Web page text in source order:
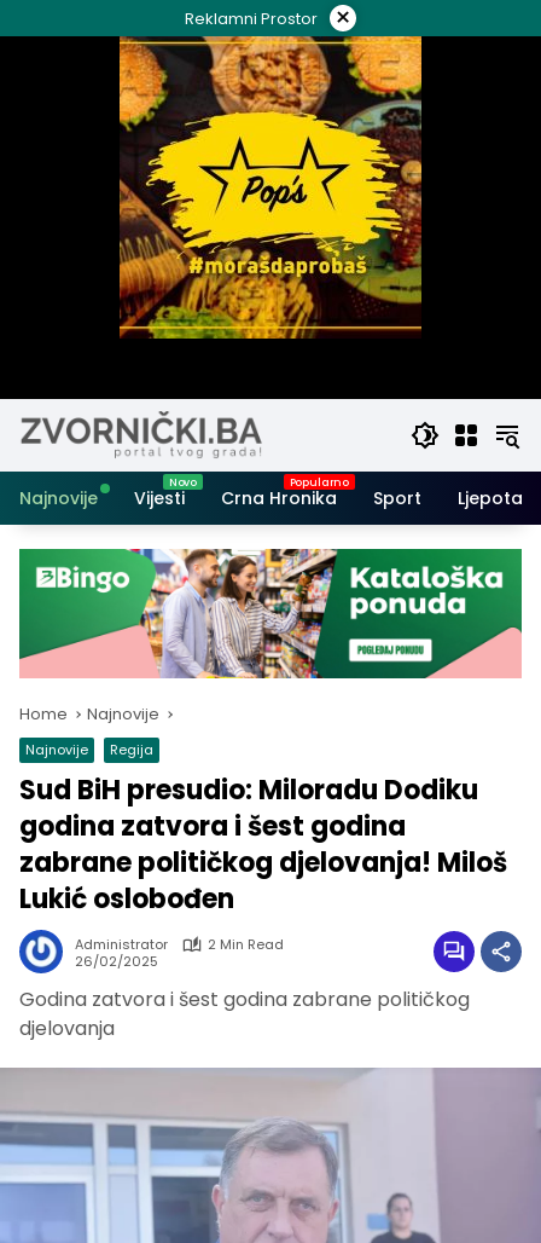
to
Reklamni Prostor ×
Najnovije Vijesti Crna Hronika Sport Ljepota i
Home Najnovije
Najnovije Regija
Sud BiH presudio: Miloradu Dodiku
godina zatvora i šest godina
zabrane političkog djelovanja! Miloš
Lukić oslobođen
Administrator
2 Min Read
26/02/2025
Godina zatvora i šest godina zabrane političkog
djelovanja